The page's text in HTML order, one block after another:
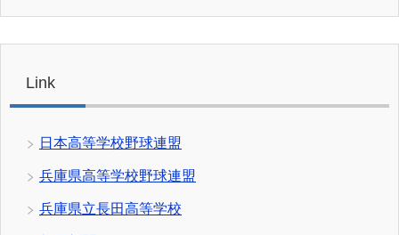
Link
日本高等学校野球連盟
兵庫県高等学校野球連盟
兵庫県立長田高等学校